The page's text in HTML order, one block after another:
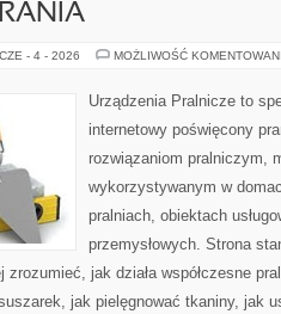
CZE - 4 - 2026 MOŻLIWOŚĆ
Urządzenia Pralnicze to
internetowy poświęcony
rozwiązaniom pralniczym,
wykorzystywanym w
pralniach, obiektach
przemysłowych. Strona
jak działa współczesne
jak pielęgnować tkaniny, jak